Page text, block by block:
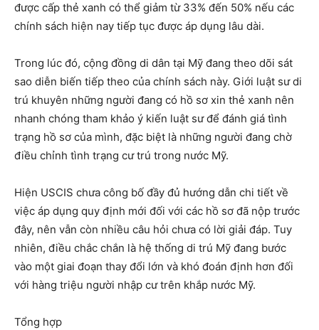
được cấp thẻ xanh có thể giảm từ 33% đến 50% nếu các
chính sách hiện nay tiếp tục được áp dụng lâu dài.
Trong lúc đó, cộng đồng di dân tại Mỹ đang theo dõi sát
sao diễn biến tiếp theo của chính sách này. Giới luật sư di
trú khuyên những người đang có hồ sơ xin thẻ xanh nên
nhanh chóng tham khảo ý kiến luật sư để đánh giá tình
trạng hồ sơ của mình, đặc biệt là những người đang chờ
điều chỉnh tình trạng cư trú trong nước Mỹ.
Hiện USCIS chưa công bố đầy đủ hướng dẫn chi tiết về
việc áp dụng quy định mới đối với các hồ sơ đã nộp trước
đây, nên vẫn còn nhiều câu hỏi chưa có lời giải đáp. Tuy
nhiên, điều chắc chắn là hệ thống di trú Mỹ đang bước
vào một giai đoạn thay đổi lớn và khó đoán định hơn đối
với hàng triệu người nhập cư trên khắp nước Mỹ.
Tổng hợp